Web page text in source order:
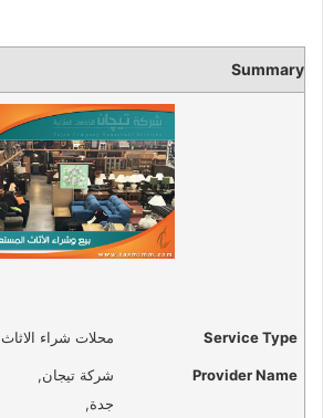
Summary
Service Type محلات شراء
Provider Name شركة تيجان,
جدة,